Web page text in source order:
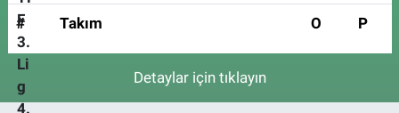
# Takım O P
Detaylar için tıklayın